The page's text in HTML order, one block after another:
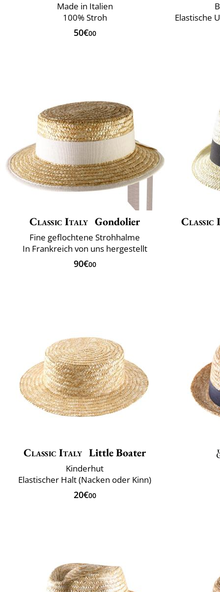
Made in Italien
100% Stroh
50€00
Classic Italy Gondolier
Fine geflochtene Strohhalme
In Frankreich von uns hergestellt
90€00
Classic
Classic Italy Little Boater
Kinderhut
Elastischer Halt (Nacken oder Kinn)
20€00